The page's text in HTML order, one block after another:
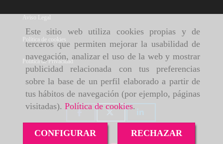
Este sitio web utiliza cookies propias y de
terceros que permiten mejorar la usabilidad de
navegación, analizar el uso de la web y mostrar
publicidad relacionada con tus preferencias
sobre la base de un perfil elaborado a partir de
tus hábitos de navegación (por ejemplo, páginas
visitadas). Política de cookies.
CONFIGURAR RECHAZAR
Aviso Legal
Política de cookies
Política de Privacidad